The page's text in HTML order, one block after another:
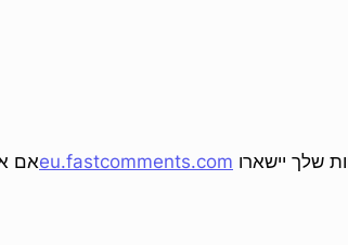
אםeu.fastcomments.com